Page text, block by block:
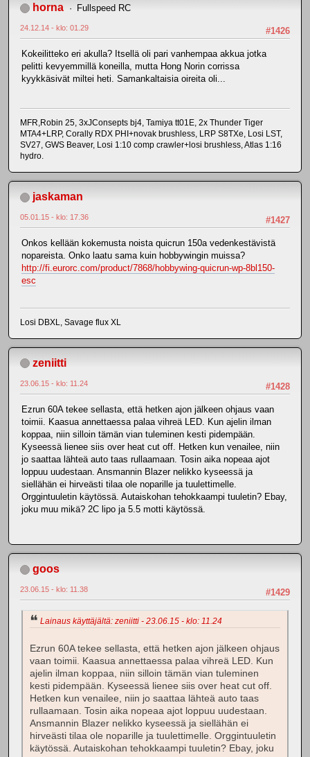
horna Fullspeed RC
#1426
24.12.14 - klo: 01.29
Kokeilitteko eri akulla? Itsellä oli pari vanhempaa akkua jotka
pelitti kevyemmillä koneilla, mutta Hong Norin corrissa
kyykkäsivät miltei heti. Samankaltaisia oireita oli...
MFR,Robin 25, 3xJConsepts bj4, Tamiya tt01E, 2x Thunder Tiger
MTA4+LRP, Corally RDX PHI+novak brushless, LRP S8TXe, Losi LST,
SV27, GWS Beaver, Losi 1:10 comp crawler+losi brushless, Atlas 1:16
hydro.
jaskaman
#1427
05.01.15 - klo: 17.36
Onkos kellään kokemusta noista quicrun 150a vedenkestävistä
nopareista. Onko laatu sama kuin hobbywingin muissa?
http://fi.eurorc.com/product/7868/hobbywing-quicrun-wp-8bl150-
esc
Losi DBXL, Savage flux XL
zeniitti
#1428
23.06.15 - klo: 11.24
Ezrun 60A tekee sellasta, että hetken ajon jälkeen ohjaus vaan
toimii. Kaasua annettaessa palaa vihreä LED. Kun ajelin ilman
koppaa, niin silloin tämän vian tuleminen kesti pidempään.
Kyseessä lienee siis over heat cut off. Hetken kun venailee, niin
jo saattaa lähteä auto taas rullaamaan. Tosin aika nopeaa ajot
loppuu uudestaan. Ansmannin Blazer nelikko kyseessä ja
siellähän ei hirveästi tilaa ole noparille ja tuulettimelle.
Orggintuuletin käytössä. Autaiskohan tehokkaampi tuuletin? Ebay,
joku muu mikä? 2C lipo ja 5.5 motti käytössä.
goos
#1429
23.06.15 - klo: 11.38
Lainaus käyttäjältä: zeniitti - 23.06.15 - klo: 11.24
Ezrun 60A tekee sellasta, että hetken ajon jälkeen ohjaus
vaan toimii. Kaasua annettaessa palaa vihreä LED. Kun
ajelin ilman koppaa, niin silloin tämän vian tuleminen
kesti pidempään. Kyseessä lienee siis over heat cut off.
Hetken kun venailee, niin jo saattaa lähteä auto taas
rullaamaan. Tosin aika nopeaa ajot loppuu uudestaan.
Ansmannin Blazer nelikko kyseessä ja siellähän ei
hirveästi tilaa ole noparille ja tuulettimelle. Orggintuuletin
käytössä. Autaiskohan tehokkaampi tuuletin? Ebay, joku